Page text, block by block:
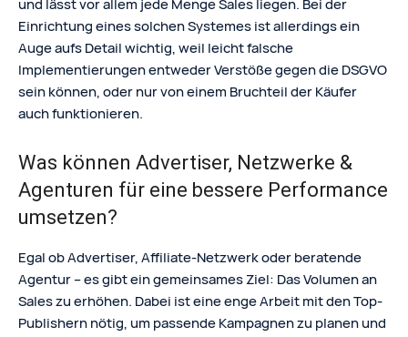
und lässt vor allem jede Menge Sales liegen. Bei der
Einrichtung eines solchen Systemes ist allerdings ein
Auge aufs Detail wichtig, weil leicht falsche
Implementierungen entweder Verstöße gegen die DSGVO
sein können, oder nur von einem Bruchteil der Käufer
auch funktionieren.
Was können Advertiser, Netzwerke &
Agenturen für eine bessere Performance
umsetzen?
Egal ob Advertiser, Affiliate-Netzwerk oder beratende
Agentur – es gibt ein gemeinsames Ziel: Das Volumen an
Sales zu erhöhen. Dabei ist eine enge Arbeit mit den Top-
Publishern nötig, um passende Kampagnen zu planen und